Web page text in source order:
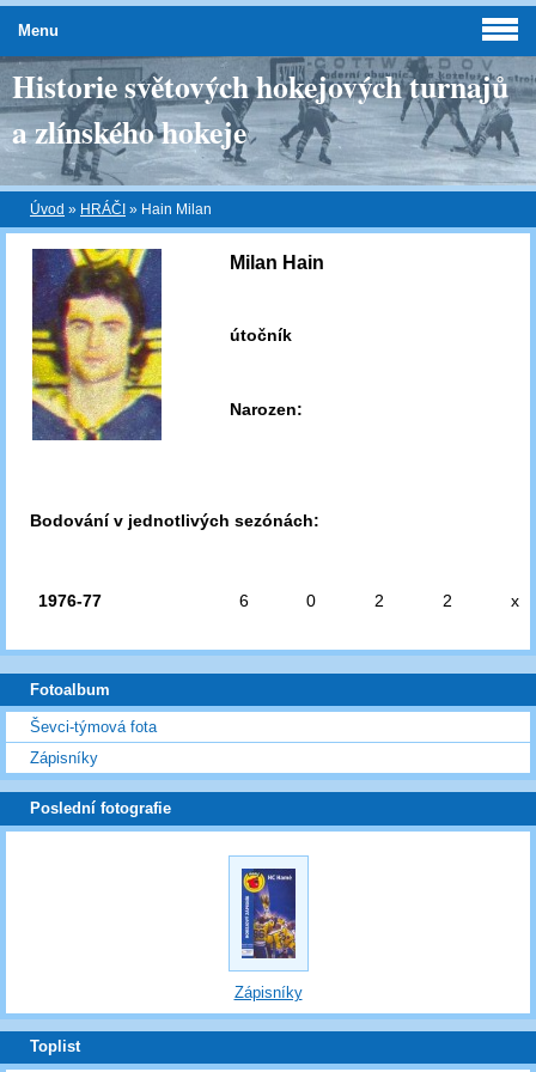
Historie světových hokejových turnajů
a zlínského hokeje
Úvod » HRÁČI » Hain Milan
Milan Hain
útočník
Narozen:
Bodování v jednotlivých sezónách:
1976-77 6 0 2 2 x
Menu
Fotoalbum
Ševci-týmová fota
Zápisníky
Poslední fotografie
Zápisníky
Toplist